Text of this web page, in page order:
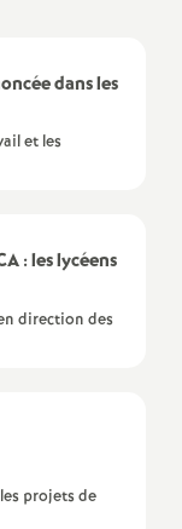
t
o
n
d
dans les
et les
: les lycéens
direction des
projets de